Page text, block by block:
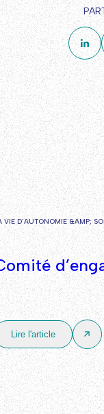
VIE D'AUTONOMIE &AMP;
Lire l'article